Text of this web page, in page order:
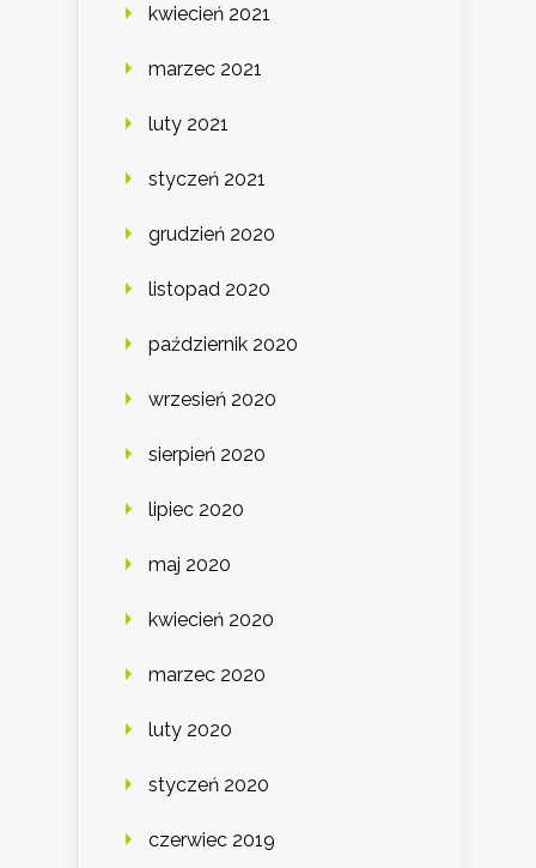
kwiecień 2021
marzec 2021
luty 2021
styczeń 2021
grudzień 2020
listopad 2020
październik 2020
wrzesień 2020
sierpień 2020
lipiec 2020
maj 2020
kwiecień 2020
marzec 2020
luty 2020
styczeń 2020
czerwiec 2019